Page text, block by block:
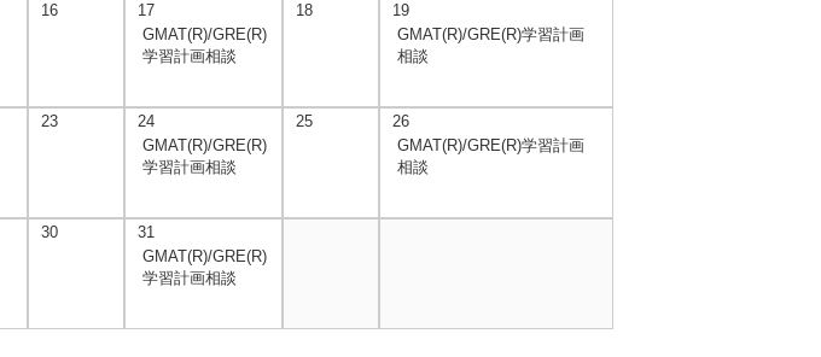
16
17
GMAT(R)/GRE(R)
学習計画相談
18
19
GMAT(R)/GRE(R)学習計画
相談
23
24
GMAT(R)/GRE(R)
学習計画相談
25
26
GMAT(R)/GRE(R)学習計画
相談
30
31
GMAT(R)/GRE(R)
学習計画相談